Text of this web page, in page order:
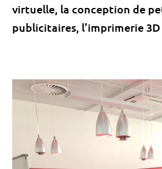
virtuelle, la conception de
publicitaires, l’imprimerie